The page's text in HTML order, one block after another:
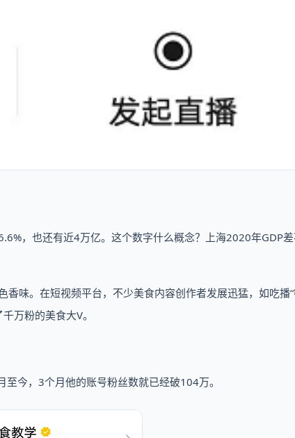
，也还有近4万亿。这个数字什么概念？上海2020年GDP
味。在短视频平台，不少美食内容创作者发展迅猛，如吃播
万粉的美食大V。
今，3个月他的账号粉丝数就已经破104万。